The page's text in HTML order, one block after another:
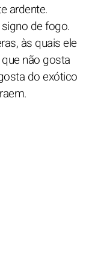
ardente.
de fogo.
às quais ele
não gosta
do exótico